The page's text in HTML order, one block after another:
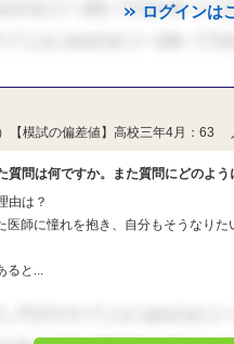
ログインは
【模試の偏差値】高校三年4月：63
質問は何ですか。また質問にどのよ
由は？
師に憧れを抱き、自分もそうなりた
ると...